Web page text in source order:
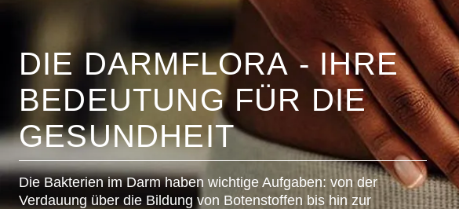
DIE DARMFLORA - IHRE
BEDEUTUNG FÜR DIE
GESUNDHEIT
Die Bakterien im Darm haben wichtige Aufgaben: von der
Verdauung über die Bildung von Botenstoffen bis hin zur